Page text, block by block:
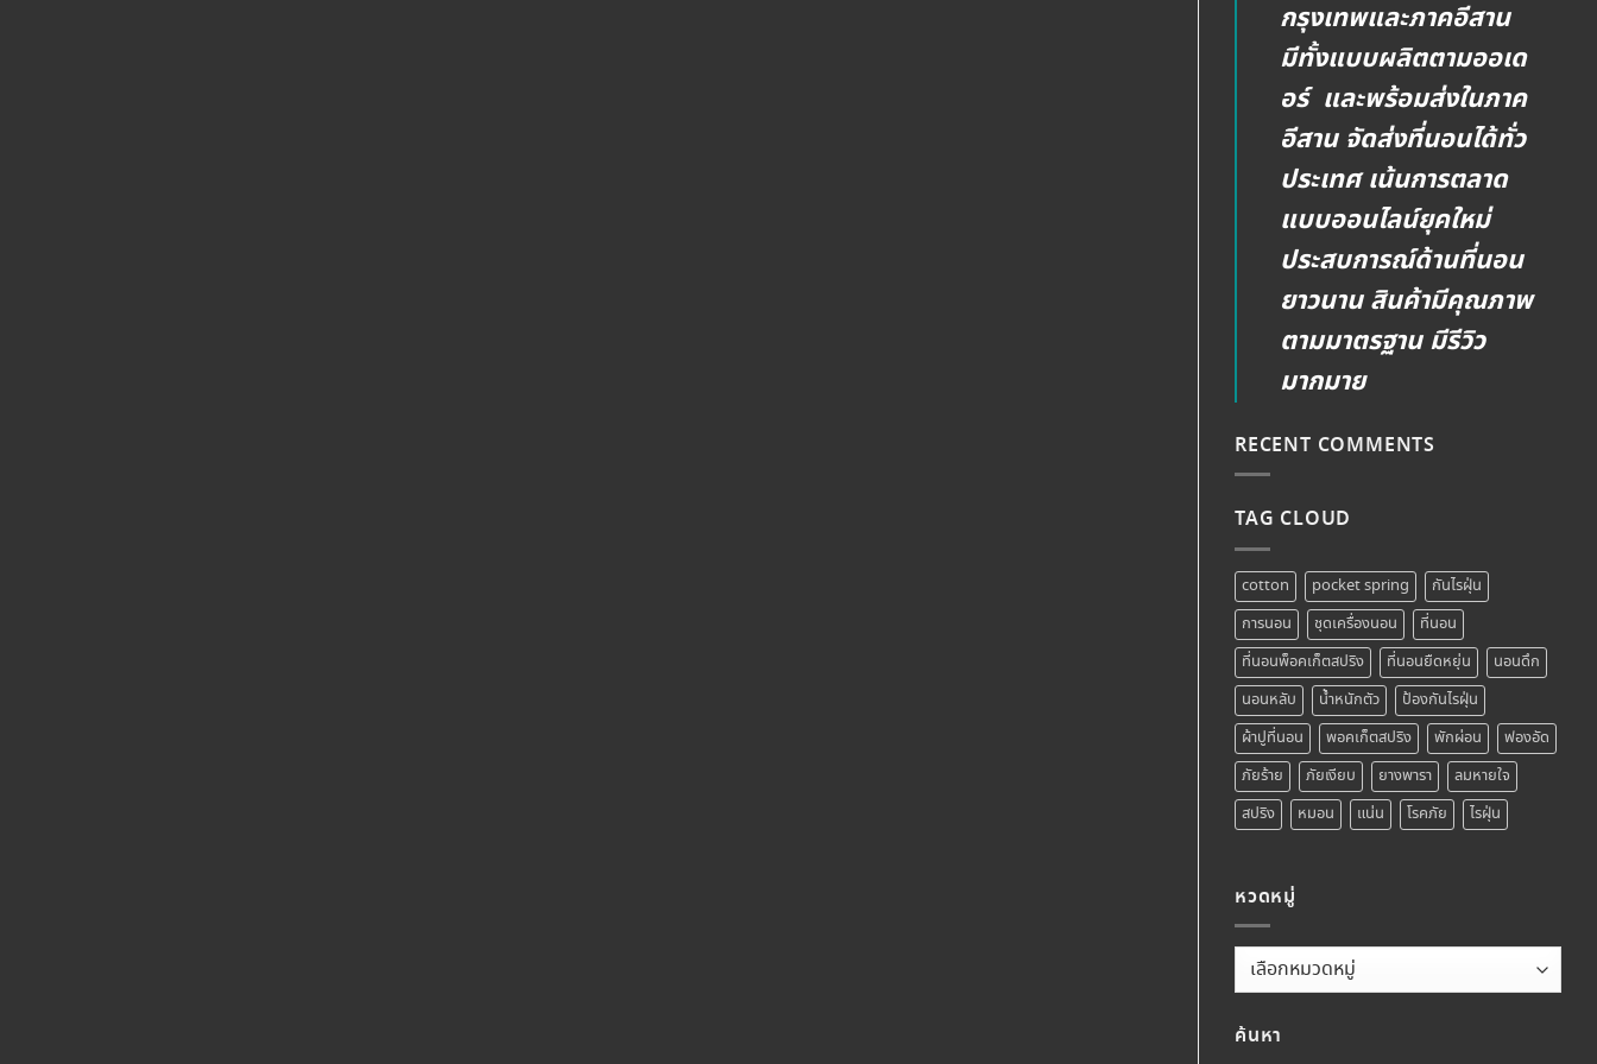
กรุงเทพและภาคอีสาน
มีทั้งแบบผลิตตามออเด
อร์ และพร้อมส่งในภาค
อีสาน จัดส่งที่นอนได้ทั่ว
ประเทศ เน้นการตลาด
แบบออนไลน์ยุคใหม่
ประสบการณ์ด้านที่นอน
ยาวนาน สินค้ามีคุณภาพ
ตามมาตรฐาน มีรีวิว
มากมาย
RECENT COMMENTS
TAG CLOUD
cotton pocket spring
กันไรฝุ่น
การนอน
ชุดเครื่องนอน
ที่นอน
ที่นอนพ็อคเก็ตสปริง
ที่นอนยืดหยุ่น
นอนดึก
นอนหลับ
น้ำหนักตัว
ป้องกันไรฝุ่น
ผ้าปูที่นอน
พอคเก็ตสปริง พักผ่อน
ฟองอัด
ภัยร้าย
ภัยเงียบ ยางพารา
ลมหายใจ
สปริง
หมอน แน่น โรคภัย ไรฝุ่น
หวดหมู่
หวด
หมู่
ค้นหา